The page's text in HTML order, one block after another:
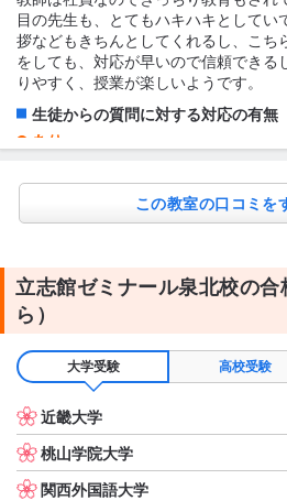
和気あいあいとした雰囲気で、まず
た。 毎回小テストを行い、現在の自
ていました。 分からない事は分から
ている様でした。 個別に相談、質問出
テキスト・教材について
すみません。現在通っていない為、教
目の先生も、とてもハキハキとして
拶などもきちんとしてくれるし、こち
をしても、対応が早いので信頼できる
りやすく、授業が楽しいようです。
生徒からの質問に対する対応の有無
あり
ものは何でも答えてくれる。 授業に
3〜4時間
授業の形式・流れ・雰囲気
小テストがほぼ毎回最初にあり、あと
に行う。 単元の終わり毎に定着度テ
数が足りないと再度プリントや補習が
く、話も面白いようで、緩急のつい
いる様子。
テキスト・教材について
独自に作られた教材を使用している
この教室の口コミを
立志館ゼミナール泉北校の
ら）
大学受験 高校受験
近畿大学
桃山学院大学
関西外国語大学